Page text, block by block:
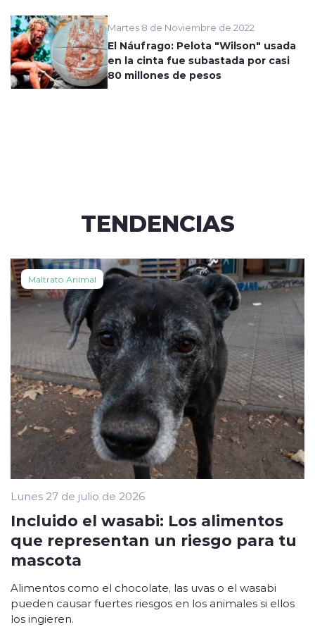
Martes 8 de Noviembre de 2022
El Náufrago: Pelota "Wilson" usada
en la cinta fue subastada por casi
80 millones de pesos
TENDENCIAS
Maltrato Animal
Lunes 27 de julio de 2026
Incluido el wasabi: Los alimentos
que representan un riesgo para tu
mascota
Alimentos como el chocolate, las uvas o el wasabi
pueden causar fuertes riesgos en los animales si ellos
los ingieren.